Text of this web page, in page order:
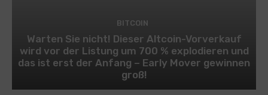
BITCOIN
Warten Sie nicht! Dieser Altcoin-Vorverkauf
wird vor der Listung um 700 % explodieren und
das ist erst der Anfang – Early Mover gewinnen
groß!